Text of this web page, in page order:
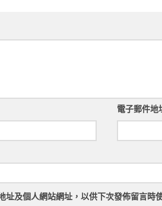
電子郵件地
址及個人網站網址，以供下次發佈留言時